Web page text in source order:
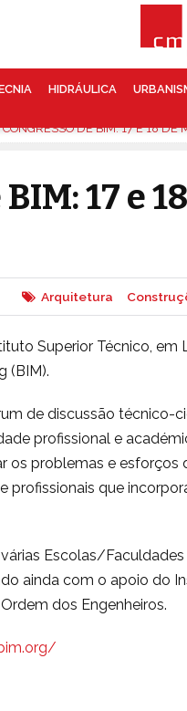
HIDRÁULICA
CONGRESSO DE BIM: 17 E 18 DE
17 e
Arquitetura
Superior Técnico, em
(BIM).
de discussão técnico-
profissional e
os problemas e
profissionais que
Escolas/Faculdades
ainda com o apoio do
dos Engenheiros.